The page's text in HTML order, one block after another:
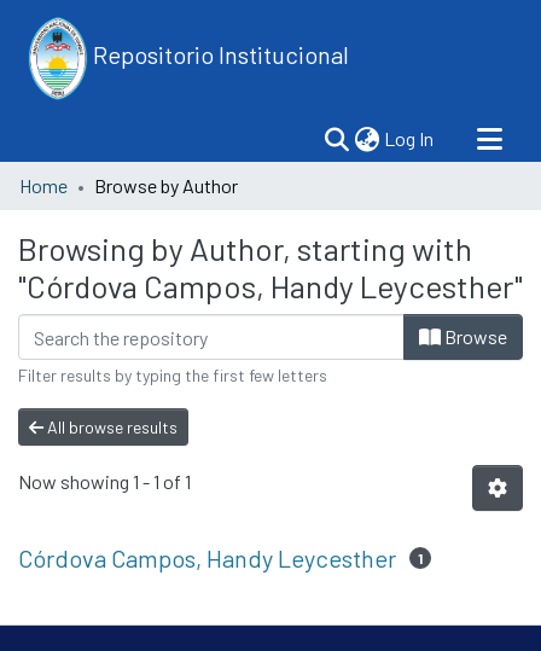
Repositorio Institucional
Log In (current)
Home Browse by Author
Browsing by Author, starting with
"Córdova Campos, Handy Leycesther"
Browse
Filter results by typing the first few letters
All browse results
Now showing 1 - 1 of 1
Córdova Campos, Handy Leycesther 1